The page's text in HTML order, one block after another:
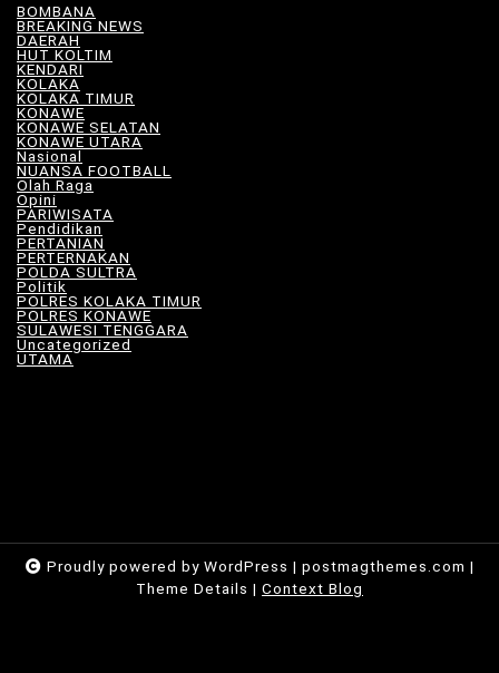
BOMBANA
BREAKING NEWS
DAERAH
HUT KOLTIM
KENDARI
KOLAKA
KOLAKA TIMUR
KONAWE
KONAWE SELATAN
KONAWE UTARA
Nasional
NUANSA FOOTBALL
Olah Raga
Opini (6)
PARIWISATA
Pendidikan
PERTANIAN
PERTERNAKAN
POLDA SULTRA
Politik
POLRES KOLAKA TIMUR
POLRES KONAWE
SULAWESI TENGGARA
Uncategorized
UTAMA(182)
Proudly powered by WordPress | postmagthemes.com |
Theme Details | Context Blog